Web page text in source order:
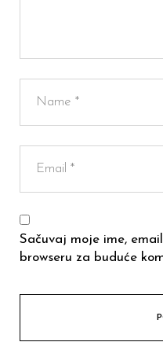
Sačuvaj moje ime,
browseru za buduće